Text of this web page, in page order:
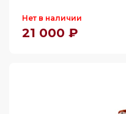
Нет в наличии
21 000 ₽